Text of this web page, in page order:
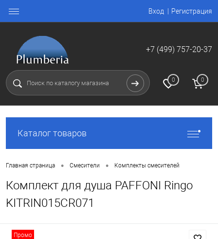
Вход Регистрация
+7 (499) 757-20-37
0 0
Каталог товаров
Главная страница • Смесители • Комплекты смесителей
Комплект для душа PAFFONI Ringo
KITRIN015CR071
Промо